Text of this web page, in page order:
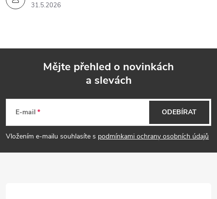
31.5.2026
p
a
Mějte přehled o novinkách
a slevách
E-mail
Vložením e-mailu souhlasíte s podmínkami ochrany osobních údajů
ODEBÍRAT